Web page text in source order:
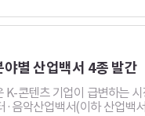
별 산업백서 4종 발간
콘텐츠 기업이 급변하는
음악산업백서(이하 산업백